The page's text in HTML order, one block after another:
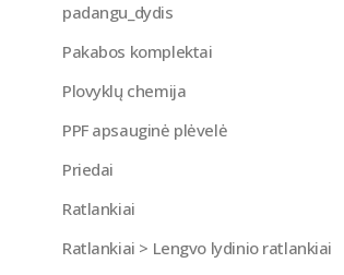
padangu_dydis
Pakabos komplektai
Plovyklų chemija
PPF apsauginė plėvelė
Priedai
Ratlankiai
Ratlankiai > Lengvo lydinio ratlankiai